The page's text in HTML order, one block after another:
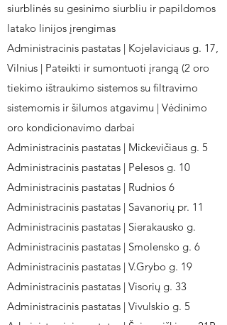
siurblinės su gesinimo siurbliu ir papildomos
latako linijos įrengimas
Administracinis pastatas | Kojelaviciaus g. 17,
Vilnius | Pateikti ir sumontuoti įrangą (2 oro
tiekimo ištraukimo sistemos su filtravimo
sistemomis ir šilumos atgavimu | Vėdinimo
oro kondicionavimo darbai
Administracinis pastatas | Mickevičiaus g. 5
Administracinis pastatas | Pelesos g. 10
Administracinis pastatas | Rudnios 6
Administracinis pastatas | Savanorių pr. 11
Administracinis pastatas | Sierakausko g.
Administracinis pastatas | Smolensko g. 6
Administracinis pastatas | V.Grybo g. 19
Administracinis pastatas | Visorių g. 33
Administracinis pastatas | Vivulskio g. 5